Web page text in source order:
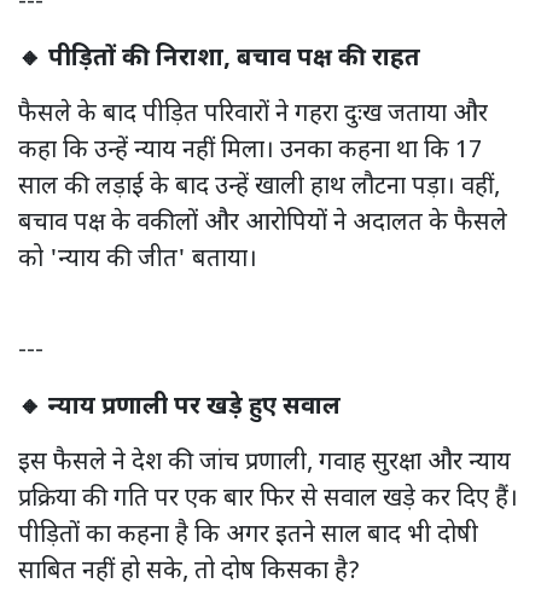
🔸 पीड़ितों की निराशा, बचाव पक्ष की राहत
फैसले के बाद पीड़ित परिवारों ने गहरा दुःख जताया और
कहा कि उन्हें न्याय नहीं मिला। उनका कहना था कि 17
साल की लड़ाई के बाद उन्हें खाली हाथ लौटना पड़ा। वहीं,
बचाव पक्ष के वकीलों और आरोपियों ने अदालत के फैसले
को 'न्याय की जीत' बताया।
---
🔸 न्याय प्रणाली पर खड़े हुए सवाल
इस फैसले ने देश की जांच प्रणाली, गवाह सुरक्षा और न्याय
प्रक्रिया की गति पर एक बार फिर से सवाल खड़े कर दिए हैं।
पीड़ितों का कहना है कि अगर इतने साल बाद भी दोषी
साबित नहीं हो सके, तो दोष किसका है?